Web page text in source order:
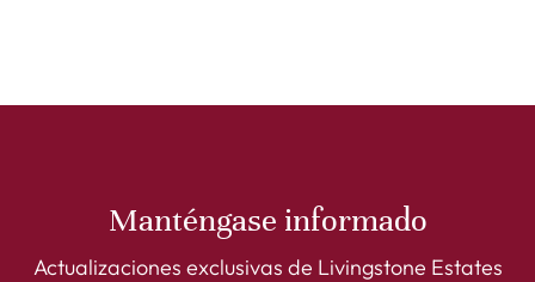
Manténgase informado
Actualizaciones exclusivas de Livingstone Estates